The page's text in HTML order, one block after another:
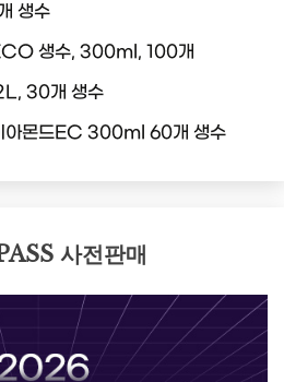
생수
생수, 300ml, 100개
30개 생수
아몬드EC 300ml 60개 생수
사전판매